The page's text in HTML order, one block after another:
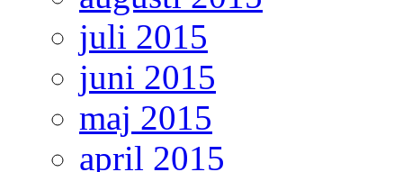
juli 2015
juni 2015
maj 2015
april 2015